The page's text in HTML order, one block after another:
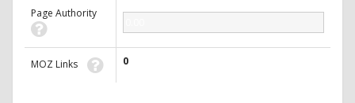
Page Authority
MOZ Links 0